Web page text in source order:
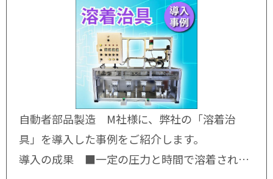
自動者部品製造 M社様に、弊社の「溶着治
具」を導入した事例をご紹介します。
導入の成果 ■一定の圧力と時間で溶着される